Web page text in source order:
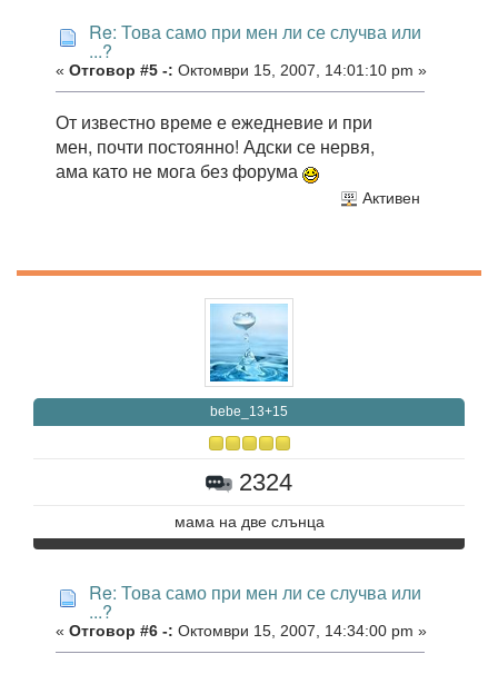
Re: Това само при мен ли се случва или
...?
« Отговор #5 -: Октомври 15, 2007, 14:01:10 pm »
От известно време е ежедневие и при
мен, почти постоянно! Адски се нервя,
ама като не мога без форума
Активен
bebe_13+15
2324
мама на две слънца
Re: Това само при мен ли се случва или
...?
« Отговор #6 -: Октомври 15, 2007, 14:34:00 pm »